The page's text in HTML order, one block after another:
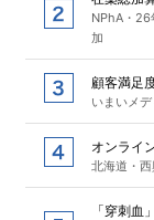
NPhA・26
加
顧客満足
いまいメ
オンライ
北海道・
「穿刺血